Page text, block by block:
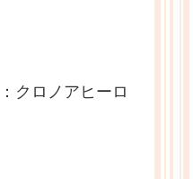
クロノアヒーロ